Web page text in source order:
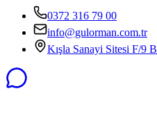
0372 316 79 00
info@gulorman.com.tr
Kışla Sanayi Sitesi F/9